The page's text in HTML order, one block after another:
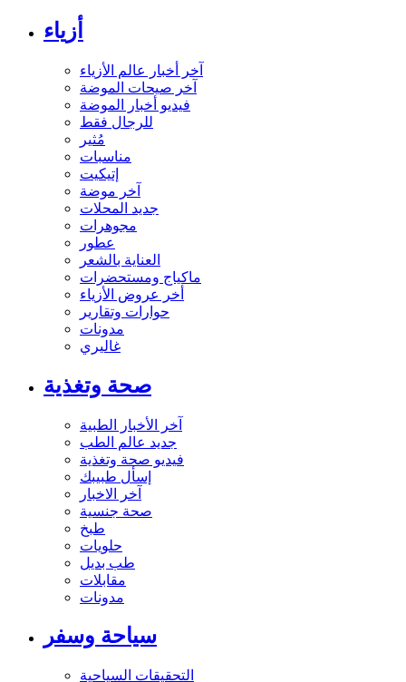
أزياء
آخر أخبار عالم الأزياء
آخر صيحات الموضة
فيديو أخبار الموضة
للرجال فقط
مُثير
مناسبات
إتيكيت
آخر موضة
جديد المحلات
مجوهرات
عطور
العناية بالشعر
ماكياج ومستحضرات
أخر عروض الأزياء
حوارات وتقارير
مدونات
غاليري
صحة وتغذية
آخر الأخبار الطبية
جديد عالم الطب
فيديو صحة وتغذية
إسأل طبيبك
آخر الاخبار
صحة جنسية
طبخ
حلويات
طب بديل
مقابلات
مدونات
سياحة وسفر
التحقيقات السياحية